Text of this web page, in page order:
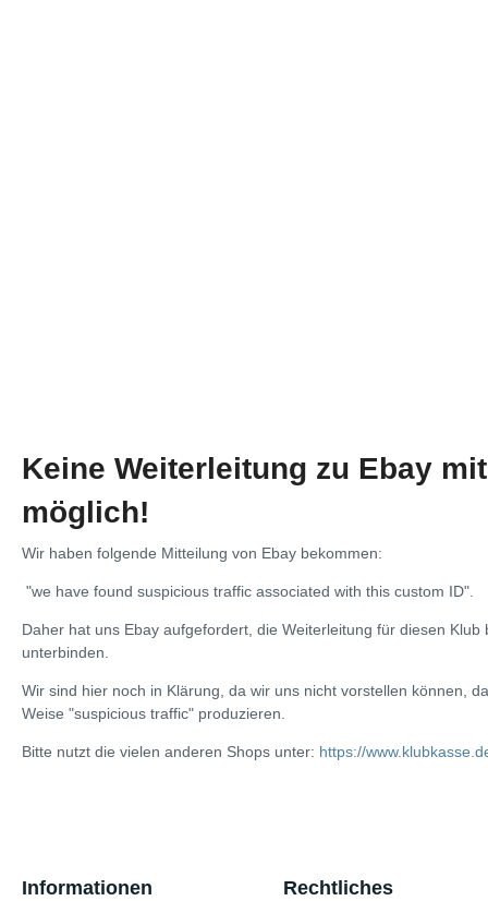
Keine Weiterleitung zu Ebay
möglich!
Wir haben folgende Mitteilung von Ebay bekommen:
"we have found suspicious traffic associated with this custom ID".
Daher hat uns Ebay aufgefordert, die Weiterleitung für diesen Klub
unterbinden.
Wir sind hier noch in Klärung, da wir uns nicht vorstellen können,
Weise "suspicious traffic" produzieren.
Bitte nutzt die vielen anderen Shops unter: https://
Informationen Rechtliches